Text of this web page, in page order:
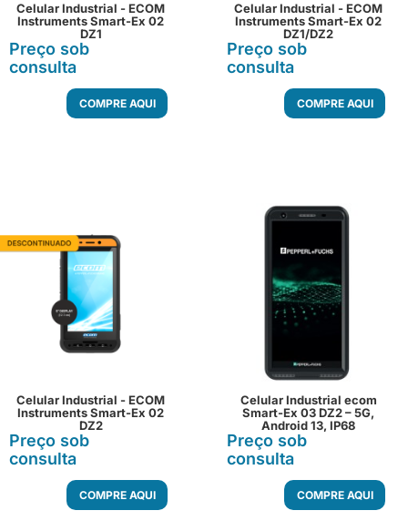
Celular Industrial - ECOM
Instruments Smart-Ex 02
DZ1
Preço sob
consulta
COMPRE AQUI
Celular Industrial - ECOM
Instruments Smart-Ex 02
DZ1/DZ2
Preço sob
consulta
COMPRE AQUI
Celular Industrial - ECOM
Instruments Smart-Ex 02
DZ2
Preço sob
consulta
COMPRE AQUI
Celular Industrial ecom
Smart-Ex 03 DZ2 – 5G,
Android 13, IP68
Preço sob
consulta
COMPRE AQUI